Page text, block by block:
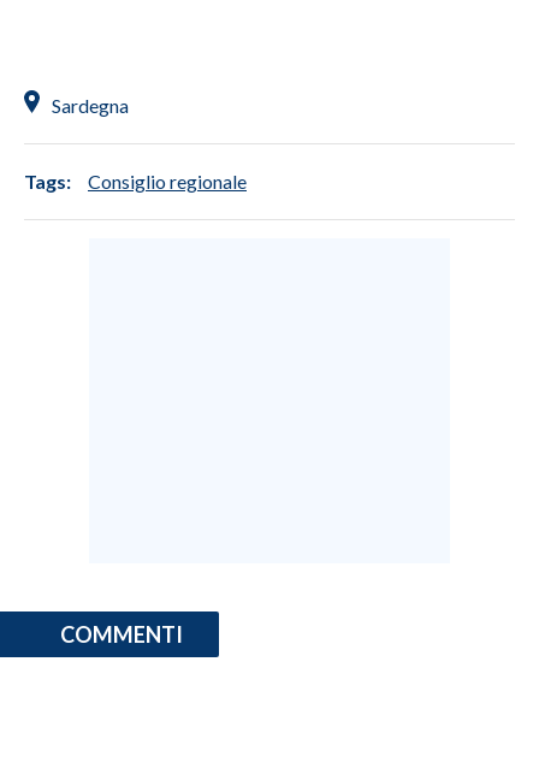
Sardegna
Tags: Consiglio regionale
COMMENTI